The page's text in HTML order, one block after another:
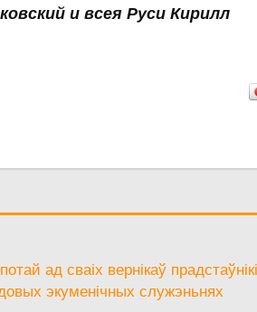
и всея Руси Кирилл
ад сваіх вернікаў
экуменічных служэньнях